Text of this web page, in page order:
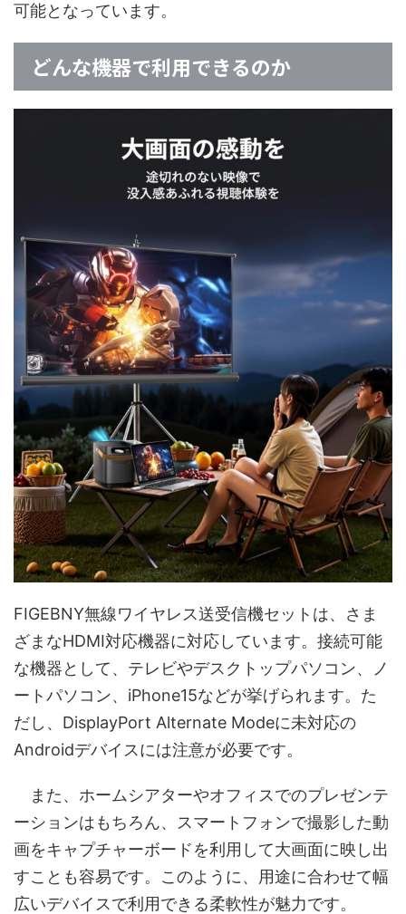
可能となっています。
どんな機器で利用できるのか
FIGEBNY無線ワイヤレス送受信機セットは、さま
ざまなHDMI対応機器に対応しています。接続可能
な機器として、テレビやデスクトップパソコン、ノ
ートパソコン、iPhone15などが挙げられます。た
だし、DisplayPort Alternate Modeに未対応の
Androidデバイスには注意が必要です。
また、ホームシアターやオフィスでのプレゼンテ
ーションはもちろん、スマートフォンで撮影した動
画をキャプチャーボードを利用して大画面に映し出
すことも容易です。このように、用途に合わせて幅
広いデバイスで利用できる柔軟性が魅力です。